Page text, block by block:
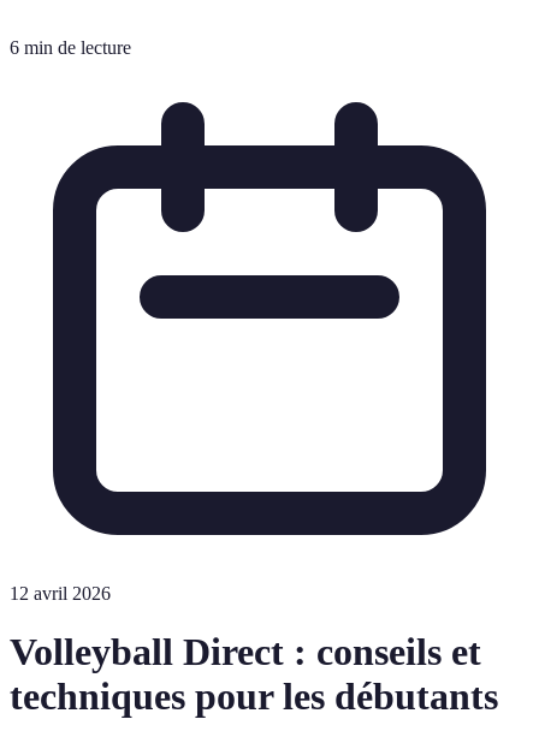
6 min de lecture
12 avril 2026
Volleyball Direct : conseils et
techniques pour les débutants